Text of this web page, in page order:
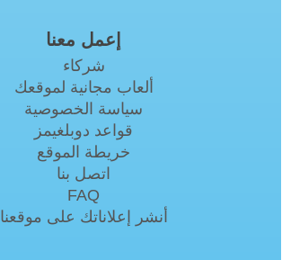
إعمل معنا
شركاء
ألعاب مجانية لموقعك
سياسة الخصوصية
قواعد دوبلغيمز
خريطة الموقع
اتصل بنا
FAQ
أنشر إعلاناتك على موقعنا